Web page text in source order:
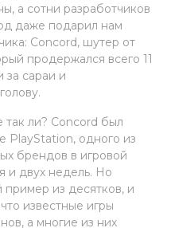
а сотни разработчиков
даже подарил нам
Concord, шутер от
продержался всего 11
за сараи и
так ли? Concord был
одного из
брендов в игровой
и двух недель. Но
из десятков, и
известные игры
а многие из них